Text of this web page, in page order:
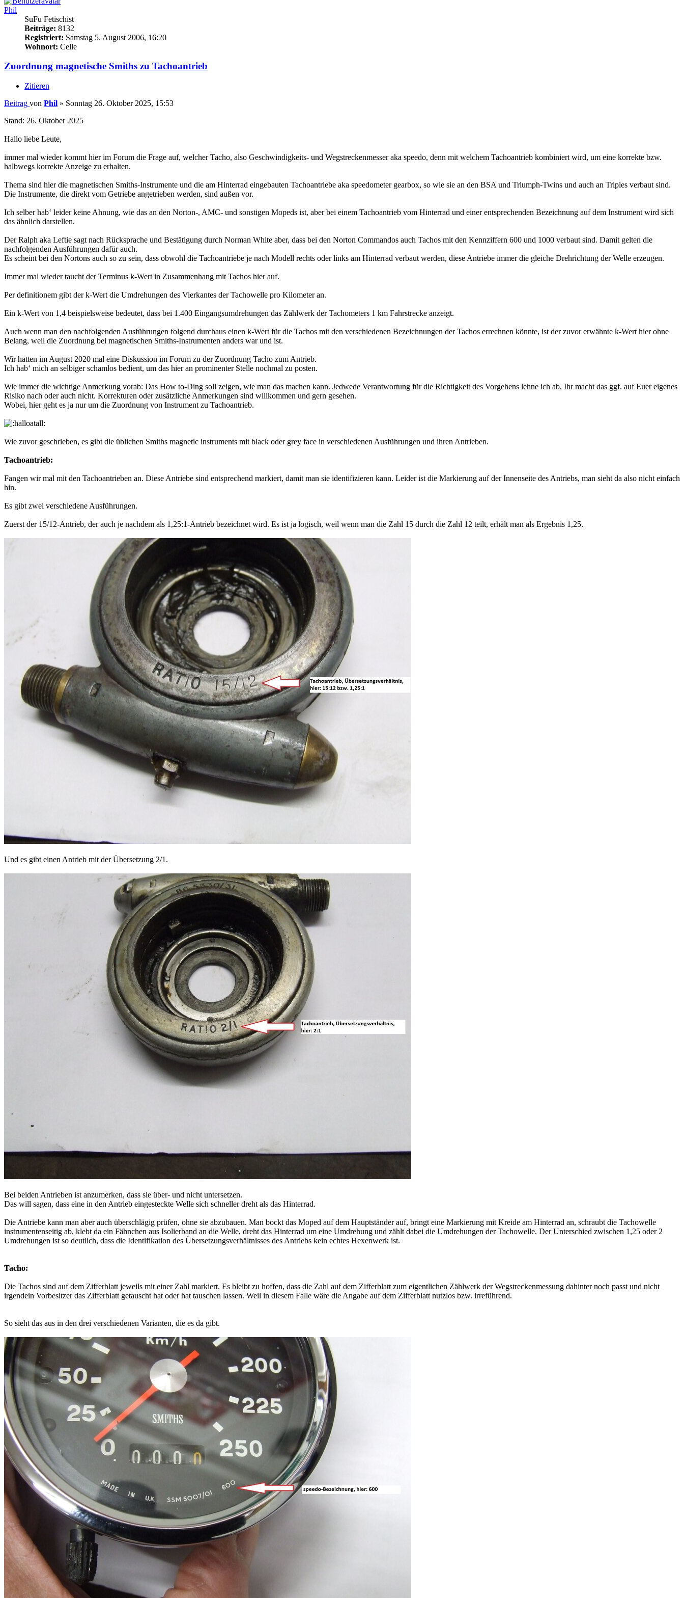
Phil
SuFu Fetischist
Beiträge: 8132
Registriert: Samstag 5. August 2006, 16:20
Wohnort: Celle
Zuordnung magnetische Smiths zu Tachoantrieb
Zitieren
Beitrag von Phil » Sonntag 26. Oktober 2025, 15:53
Stand: 26. Oktober 2025
Hallo liebe Leute,
immer mal wieder kommt hier im Forum die Frage auf, welcher Tacho, also Geschwindigkeits- und Wegstreckenmesser aka speedo, denn mit welchem Tachoantrieb kombiniert wird, um eine korrekte bzw.
halbwegs korrekte Anzeige zu erhalten.
Thema sind hier die magnetischen Smiths-Instrumente und die am Hinterrad eingebauten Tachoantriebe aka speedometer gearbox, so wie sie an den BSA und Triumph-Twins und auch an Triples verbaut sind.
Die Instrumente, die direkt vom Getriebe angetrieben werden, sind außen vor.
Ich selber hab‘ leider keine Ahnung, wie das an den Norton-, AMC- und sonstigen Mopeds ist, aber bei einem Tachoantrieb vom Hinterrad und einer entsprechenden Bezeichnung auf dem Instrument wird sich
das ähnlich darstellen.
Der Ralph aka Leftie sagt nach Rücksprache und Bestätigung durch Norman White aber, dass bei den Norton Commandos auch Tachos mit den Kennziffern 600 und 1000 verbaut sind. Damit gelten die
nachfolgenden Ausführungen dafür auch.
Es scheint bei den Nortons auch so zu sein, dass obwohl die Tachoantriebe je nach Modell rechts oder links am Hinterrad verbaut werden, diese Antriebe immer die gleiche Drehrichtung der Welle erzeugen.
Immer mal wieder taucht der Terminus k-Wert in Zusammenhang mit Tachos hier auf.
Per definitionem gibt der k-Wert die Umdrehungen des Vierkantes der Tachowelle pro Kilometer an.
Ein k-Wert von 1,4 beispielsweise bedeutet, dass bei 1.400 Eingangsumdrehungen das Zählwerk der Tachometers 1 km Fahrstrecke anzeigt.
Auch wenn man den nachfolgenden Ausführungen folgend durchaus einen k-Wert für die Tachos mit den verschiedenen Bezeichnungen der Tachos errechnen könnte, ist der zuvor erwähnte k-Wert hier ohne
Belang, weil die Zuordnung bei magnetischen Smiths-Instrumenten anders war und ist.
Wir hatten im August 2020 mal eine Diskussion im Forum zu der Zuordnung Tacho zum Antrieb.
Ich hab‘ mich an selbiger schamlos bedient, um das hier an prominenter Stelle nochmal zu posten.
Wie immer die wichtige Anmerkung vorab: Das How to-Ding soll zeigen, wie man das machen kann. Jedwede Verantwortung für die Richtigkeit des Vorgehens lehne ich ab, Ihr macht das ggf. auf Euer eigenes
Risiko nach oder auch nicht. Korrekturen oder zusätzliche Anmerkungen sind willkommen und gern gesehen.
Wobei, hier geht es ja nur um die Zuordnung von Instrument zu Tachoantrieb.
Wie zuvor geschrieben, es gibt die üblichen Smiths magnetic instruments mit black oder grey face in verschiedenen Ausführungen und ihren Antrieben.
Tachoantrieb:
Fangen wir mal mit den Tachoantrieben an. Diese Antriebe sind entsprechend markiert, damit man sie identifizieren kann. Leider ist die Markierung auf der Innenseite des Antriebs, man sieht da also nicht einfach
hin.
Es gibt zwei verschiedene Ausführungen.
Zuerst der 15/12-Antrieb, der auch je nachdem als 1,25:1-Antrieb bezeichnet wird. Es ist ja logisch, weil wenn man die Zahl 15 durch die Zahl 12 teilt, erhält man als Ergebnis 1,25.
Und es gibt einen Antrieb mit der Übersetzung 2/1.
Bei beiden Antrieben ist anzumerken, dass sie über- und nicht untersetzen.
Das will sagen, dass eine in den Antrieb eingesteckte Welle sich schneller dreht als das Hinterrad.
Die Antriebe kann man aber auch überschlägig prüfen, ohne sie abzubauen. Man bockt das Moped auf dem Hauptständer auf, bringt eine Markierung mit Kreide am Hinterrad an, schraubt die Tachowelle
instrumentenseitig ab, klebt da ein Fähnchen aus Isolierband an die Welle, dreht das Hinterrad um eine Umdrehung und zählt dabei die Umdrehungen der Tachowelle. Der Unterschied zwischen 1,25 oder 2
Umdrehungen ist so deutlich, dass die Identifikation des Übersetzungsverhältnisses des Antriebs kein echtes Hexenwerk ist.
Tacho:
Die Tachos sind auf dem Zifferblatt jeweils mit einer Zahl markiert. Es bleibt zu hoffen, dass die Zahl auf dem Zifferblatt zum eigentlichen Zählwerk der Wegstreckenmessung dahinter noch passt und nicht
irgendein Vorbesitzer das Zifferblatt getauscht hat oder hat tauschen lassen. Weil in diesem Falle wäre die Angabe auf dem Zifferblatt nutzlos bzw. irreführend.
So sieht das aus in den drei verschiedenen Varianten, die es da gibt.